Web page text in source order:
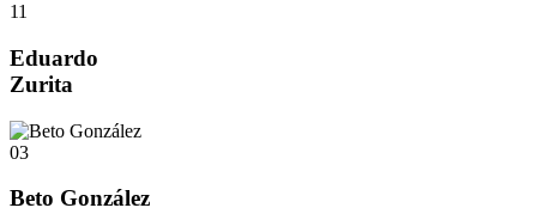
11
Eduardo
Zurita
03
Beto González